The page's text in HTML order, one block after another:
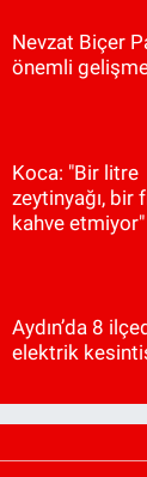
Nevzat Biçer
önemli
Koca: "Bir litre
zeytinyağı, bir
kahve etmiyor"
Aydın’da 8
elektrik